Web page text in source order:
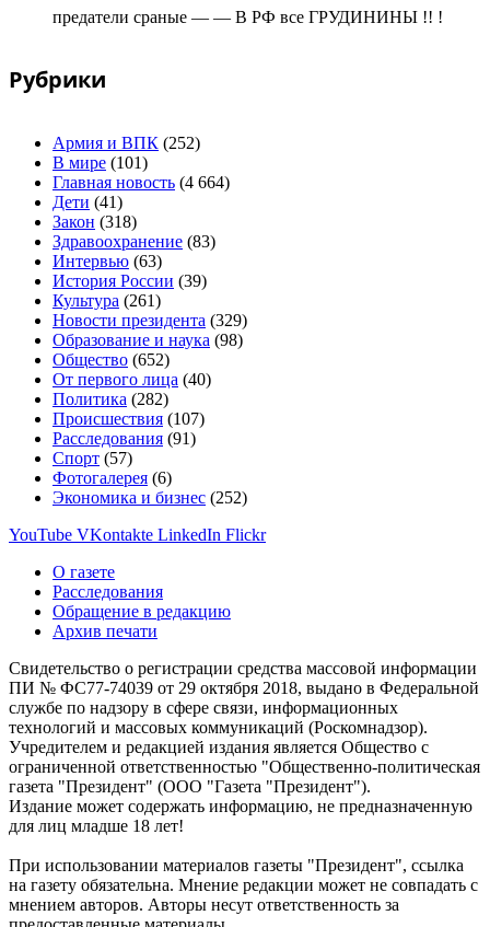
предатели сраные — — В РФ все ГРУДИНИНЫ !! !
Рубрики
Армия и ВПК (252)
В мире (101)
Главная новость (4 664)
Дети (41)
Закон (318)
Здравоохранение (83)
Интервью (63)
История России (39)
Культура (261)
Новости президента (329)
Образование и наука (98)
Общество (652)
От первого лица (40)
Политика (282)
Происшествия (107)
Расследования (91)
Спорт (57)
Фотогалерея (6)
Экономика и бизнес (252)
YouTube VKontakte LinkedIn Flickr
О газете
Расследования
Обращение в редакцию
Архив печати
Свидетельство о регистрации средства массовой информации
ПИ № ФС77-74039 от 29 октября 2018, выдано в Федеральной
службе по надзору в сфере связи, информационных
технологий и массовых коммуникаций (Роскомнадзор).
Учредителем и редакцией издания является Общество с
ограниченной ответственностью "Общественно-политическая
газета "Президент" (ООО "Газета "Президент").
Издание может содержать информацию, не предназначенную
для лиц младше 18 лет!
При использовании материалов газеты "Президент", ссылка
на газету обязательна. Мнение редакции может не совпадать с
мнением авторов. Авторы несут ответственность за